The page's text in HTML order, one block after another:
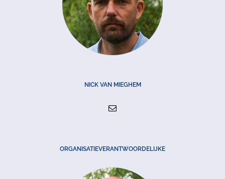
NICK VAN MIEGHEM
ORGANISATIEVERANTWOORDELIJKE